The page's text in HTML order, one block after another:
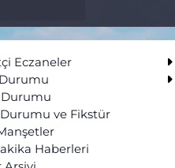
Eczaneler
ve Fikstür
Haberleri